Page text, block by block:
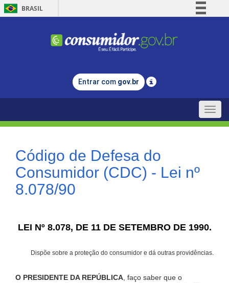
BRASIL
Comunica BR
Legislação
Entrar com gov.br
Toggle
Código de Defesa do
Consumidor (CDC) - Lei nº
8.078/90
LEI Nº 8.078, DE 11 DE SETEMBRO DE 1990.
Dispõe sobre a proteção do consumidor e dá outras providências.
O PRESIDENTE DA REPÚBLICA , faço saber que o